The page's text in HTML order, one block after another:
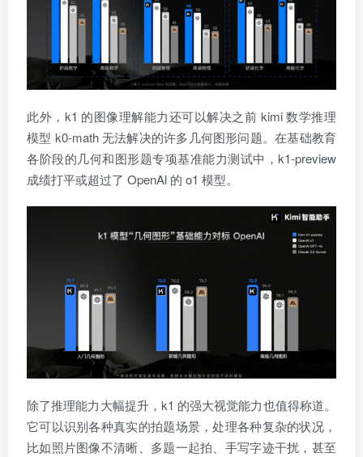
此外，k1 的图像理解能力还可以解决之前 kimi 数学推理
模型 k0-math 无法解决的许多几何图形问题。在基础教育
各阶段的几何和图形题专项基准能力测试中，k1-preview
成绩打平或超过了 OpenAl 的 o1 模型。
除了推理能力大幅提升，k1 的强大视觉能力也值得称道。
它可以识别各种真实的拍题场景，处理各种复杂的状况，
比如照片图像不清晰、多题一起拍、手写字迹干扰，甚至